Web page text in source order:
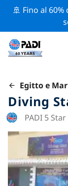
🚢 Fino al
Egitto e
Diving
PADI 5